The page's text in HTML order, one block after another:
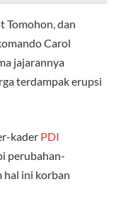
Tomohon, dan
Carol
jajarannya
terdampak erupsi
kader PDI
perubahan-
hal ini korban